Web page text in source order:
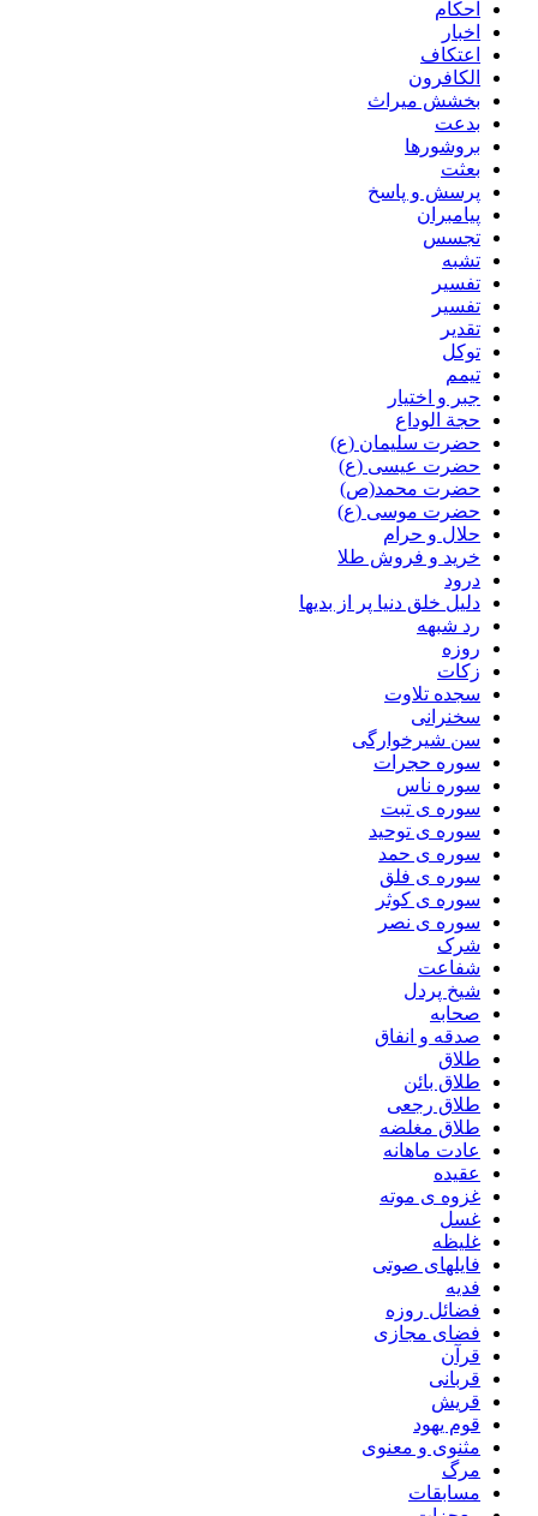
احکام
اخبار
اعتکاف
الکافرون
بخشش میراث
بدعت
بروشورها
بعثت
پرسش و پاسخ
پیامبران
تجسس
تشبه
تفسیر
تفسیر
تقدیر
توکل
تیمم
جبر و اختیار
حجة الوداع
حضرت سلیمان (ع)
حضرت عیسی (ع)
حضرت محمد(ص)
حضرت موسی (ع)
حلال و حرام
خرید و فروش طلا
درود
دلیل خلق دنیا پر از بدیها
رد شبهه
روزه
زکات
سجده تلاوت
سخنرانی
سن شیرخوارگی
سوره حجرات
سوره ناس
سوره ی تبت
سوره ی توحید
سوره ی حمد
سوره ی فلق
سوره ی کوثر
سوره ی نصر
شرک
شفاعت
شیخ پردل
صحابه
صدقه و انفاق
طلاق
طلاق بائن
طلاق رجعی
طلاق مغلضه
عادت ماهانه
عقیده
غزوه ی موته
غسل
غلیظه
فایلهای صوتی
فدیه
فضائل روزه
فضای مجازی
قرآن
قربانی
قریش
قوم یهود
مثنوی و معنوی
مرگ
مسابقات